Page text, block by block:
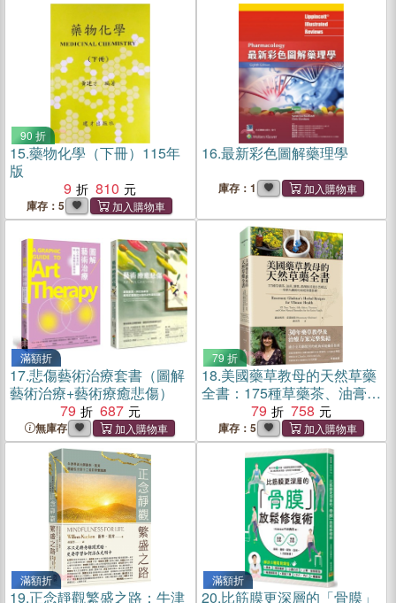
90 折
15.藥物化學（下冊）115年
版
9
810
庫存：5
16.最新彩色圖解藥理學
庫存：1
滿額折
17.悲傷藝術治療套書（圖解
藝術治療+藝術療癒悲傷）
79
687
無庫存
79 折
18.美國藥草教母的天然草藥
全書：175種草藥茶、油膏、
糖漿、敷劑和其他自然療
法，一本歷久彌新的家庭保
健指南
79 758
庫存：5
滿額折
19.正念靜觀繁盛之路：牛津
滿額折
20.比筋膜更深層的「骨膜」